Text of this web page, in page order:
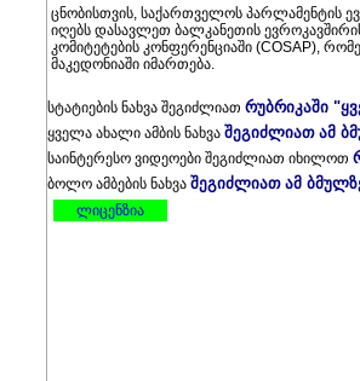
ცნობისთვის, საქართველოს პარლამენტის
იღებს დასავლეთ ბალკანეთის
კომიტეტების კონფერენციაში (COSAP),
მაკედონიაში იმართება.
სტატიების ნახვა შეგიძლიათ რუბრიკაში
ყველა ახალი ამბის ნახვა შეგიძლიათ ამ
საინტერესო ვიდეოები შეგიძლიათ იხილოთ
ბოლო ამბების ნახვა შეგიძლიათ ამ
ლიცენზია